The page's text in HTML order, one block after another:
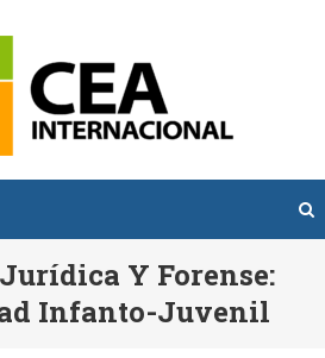
Y Forense:
Infanto-Juvenil